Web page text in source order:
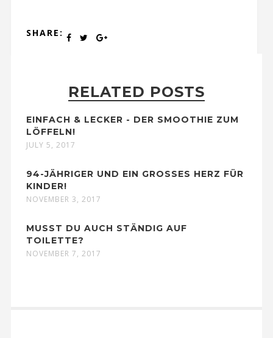
SHARE:
RELATED POSTS
EINFACH & LECKER - DER SMOOTHIE ZUM
LÖFFELN!
JULY 5, 2017
94-JÄHRIGER UND EIN GROSSES HERZ FÜR K
INDER!
NOVEMBER 3, 2017
MUSST DU AUCH STÄNDIG AUF
TOILETTE?
NOVEMBER 7, 2017